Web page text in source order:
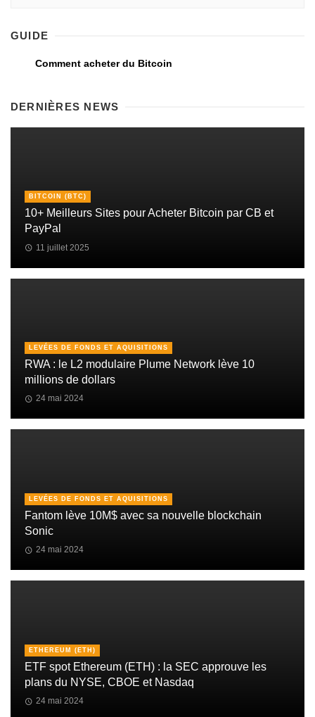
GUIDE
Comment acheter du Bitcoin
DERNIÈRES NEWS
BITCOIN (BTC)
10+ Meilleurs Sites pour Acheter Bitcoin par CB et
PayPal
11 juillet 2025
LEVÉES DE FONDS ET AQUISITIONS
RWA : le L2 modulaire Plume Network lève 10
millions de dollars
24 mai 2024
LEVÉES DE FONDS ET AQUISITIONS
Fantom lève 10M$ avec sa nouvelle blockchain
Sonic
24 mai 2024
ETHEREUM (ETH)
ETF spot Ethereum (ETH) : la SEC approuve les
plans du NYSE, CBOE et Nasdaq
24 mai 2024